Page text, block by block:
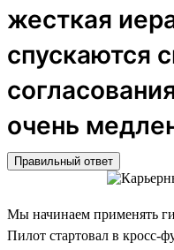
жесткая
спускаются
очень
Правильный ответ
Мы начинаем применять
Пилот стартовал в кросс-